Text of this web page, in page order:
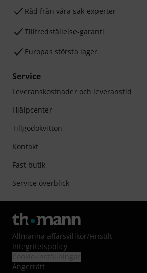
Råd från våra sak-experter
Tillfredställelse-garanti
Europas största lager
Service
Leveranskostnader och leveranstid
Hjälpcenter
Tillgodokvitton
Kontakt
Fast butik
Service överblick
Allmänna affärsvillkor/Finstilt
Integritetspolicy
Ångerrätt